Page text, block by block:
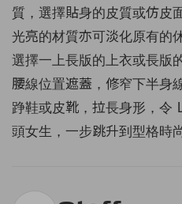
質，選擇貼身的皮質或仿皮
光亮的材質亦可淡化原有的
選擇一上長版的上衣或長版
腰線位置遮蓋，修窄下半身
踭鞋或皮靴，拉長身形，令
頭女生，一步跳升到型格時